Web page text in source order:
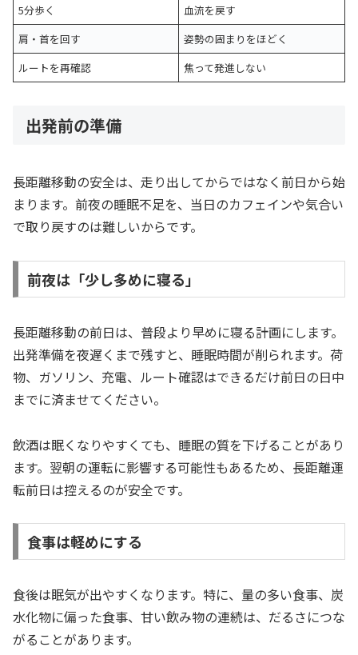
5分歩く
血流を戻す
肩・首を回す
姿勢の固まりをほどく
ルートを再確認
焦って発進しない
出発前の準備
長距離移動の安全は、走り出してからではなく前日から始
まります。前夜の睡眠不足を、当日のカフェインや気合い
で取り戻すのは難しいからです。
前夜は「少し多めに寝る」
長距離移動の前日は、普段より早めに寝る計画にします。
出発準備を夜遅くまで残すと、睡眠時間が削られます。荷
物、ガソリン、充電、ルート確認はできるだけ前日の日中
までに済ませてください。
飲酒は眠くなりやすくても、睡眠の質を下げることがあり
ます。翌朝の運転に影響する可能性もあるため、長距離運
転前日は控えるのが安全です。
食事は軽めにする
食後は眠気が出やすくなります。特に、量の多い食事、炭
水化物に偏った食事、甘い飲み物の連続は、だるさにつな
がることがあります。